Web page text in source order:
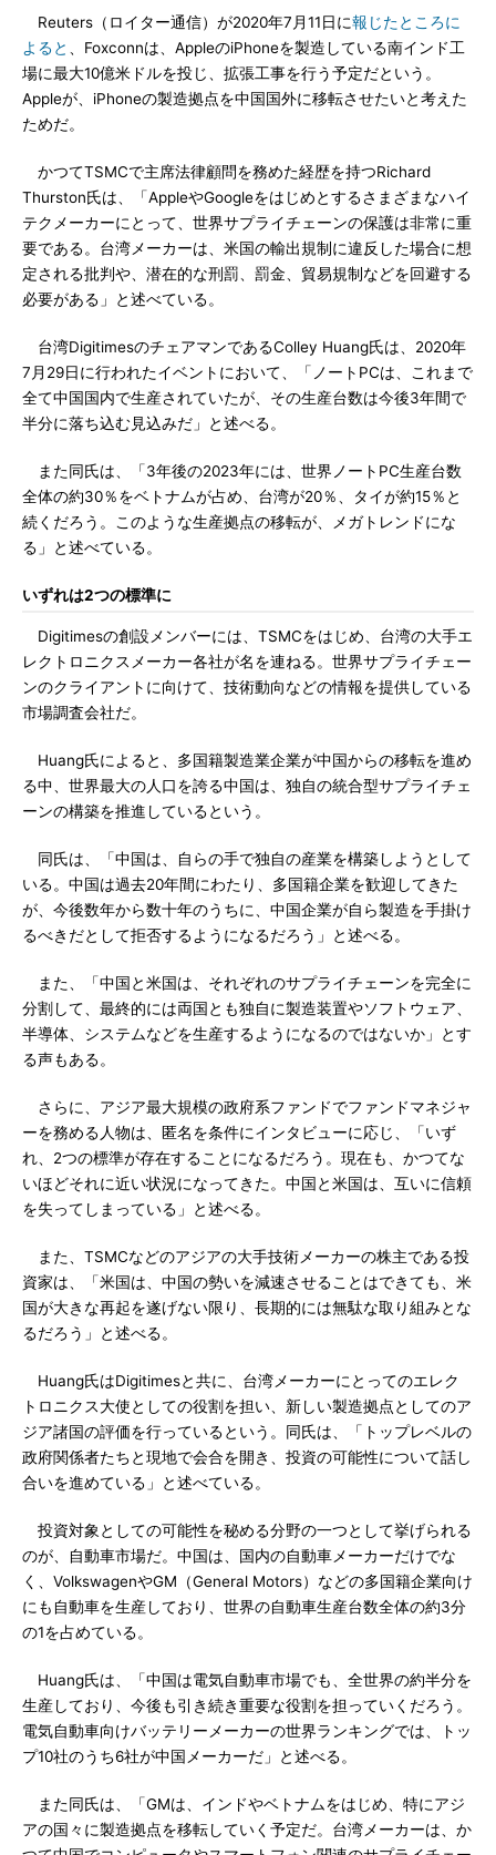
Reuters（ロイター通信）が2020年7月11日に報じたところに
よると
、Foxconnは、AppleのiPhoneを製造している南インド工
場に最大10億米ドルを投じ、拡張工事を行う予定だという。
Appleが、iPhoneの製造拠点を中国国外に移転させたいと考えた
ためだ。
かつてTSMCで主席法律顧問を務めた経歴を持つRichard
Thurston氏は、「AppleやGoogleをはじめとするさまざまなハイ
テクメーカーにとって、世界サプライチェーンの保護は非常に重
要である。台湾メーカーは、米国の輸出規制に違反した場合に想
定される批判や、潜在的な刑罰、罰金、貿易規制などを回避する
必要がある」と述べている。
台湾DigitimesのチェアマンであるColley Huang氏は、2020年
7月29日に行われたイベントにおいて、「ノートPCは、これまで
全て中国国内で生産されていたが、その生産台数は今後3年間で
半分に落ち込む見込みだ」と述べる。
また同氏は、「3年後の2023年には、世界ノートPC生産台数
全体の約30％をベトナムが占め、台湾が20％、タイが約15％と
続くだろう。このような生産拠点の移転が、メガトレンドにな
る」と述べている。
いずれは2つの標準に
Digitimesの創設メンバーには、TSMCをはじめ、台湾の大手エ
レクトロニクスメーカー各社が名を連ねる。世界サプライチェー
ンのクライアントに向けて、技術動向などの情報を提供している
市場調査会社だ。
Huang氏によると、多国籍製造業企業が中国からの移転を進め
る中、世界最大の人口を誇る中国は、独自の統合型サプライチェ
ーンの構築を推進しているという。
同氏は、「中国は、自らの手で独自の産業を構築しようとして
いる。中国は過去20年間にわたり、多国籍企業を歓迎してきた
が、今後数年から数十年のうちに、中国企業が自ら製造を手掛け
るべきだとして拒否するようになるだろう」と述べる。
また、「中国と米国は、それぞれのサプライチェーンを完全に
分割して、最終的には両国とも独自に製造装置やソフトウェア、
半導体、システムなどを生産するようになるのではないか」とす
る声もある。
さらに、アジア最大規模の政府系ファンドでファンドマネジャ
ーを務める人物は、匿名を条件にインタビューに応じ、「いず
れ、2つの標準が存在することになるだろう。現在も、かつてな
いほどそれに近い状況になってきた。中国と米国は、互いに信頼
を失ってしまっている」と述べる。
また、TSMCなどのアジアの大手技術メーカーの株主である投
資家は、「米国は、中国の勢いを減速させることはできても、米
国が大きな再起を遂げない限り、長期的には無駄な取り組みとな
るだろう」と述べる。
Huang氏はDigitimesと共に、台湾メーカーにとってのエレク
トロニクス大使としての役割を担い、新しい製造拠点としてのア
ジア諸国の評価を行っているという。同氏は、「トップレベルの
政府関係者たちと現地で会合を開き、投資の可能性について話し
合いを進めている」と述べている。
投資対象としての可能性を秘める分野の一つとして挙げられる
のが、自動車市場だ。中国は、国内の自動車メーカーだけでな
く、VolkswagenやGM（General Motors）などの多国籍企業向け
にも自動車を生産しており、世界の自動車生産台数全体の約3分
の1を占めている。
Huang氏は、「中国は電気自動車市場でも、全世界の約半分を
生産しており、今後も引き続き重要な役割を担っていくだろう。
電気自動車向けバッテリーメーカーの世界ランキングでは、トッ
プ10社のうち6社が中国メーカーだ」と述べる。
また同氏は、「GMは、インドやベトナムをはじめ、特にアジ
アの国々に製造拠点を移転していく予定だ。台湾メーカーは、か